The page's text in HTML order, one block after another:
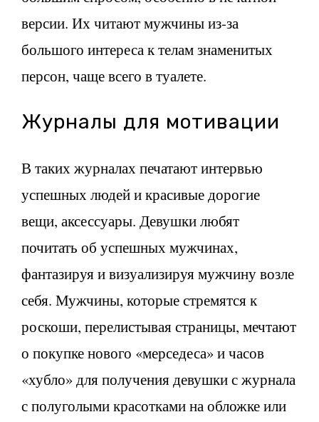
версии. Их читают мужчины из-за
большого интереса к телам знаменитых
персон, чаще всего в туалете.
Журналы для мотивации
В таких журналах печатают интервью
успешных людей и красивые дорогие
вещи, аксессуары. Девушки любят
почитать об успешных мужчинах,
фантазируя и визуализируя мужчину возле
себя. Мужчины, которые стремятся к
роскоши, перелистывая страницы, мечтают
о покупке нового «мерседеса» и часов
«хубло» для получения девушки с журнала
с полуголыми красотками на обложке или